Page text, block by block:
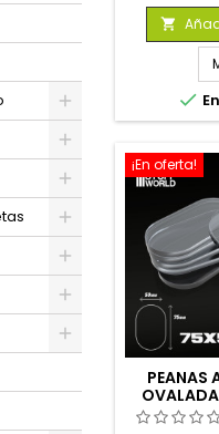


¡En oferta!
PEANAS